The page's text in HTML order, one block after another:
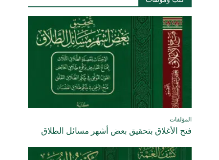
المؤلفات
فتح الأغلاق بتحقيق بعض أشهر مسائل الطلاق